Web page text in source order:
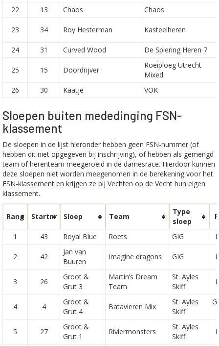
22
13 Chaos Chaos
23 34 Roy Hesterman Kasteelheren
24 31 Curved Wood De Spiering Heren 7
25 15 Doordrijver
Roeiploeg Utrecht
Mixed
26
30 Kaatje VOK
Sloepen buiten mededinging FSN-
klassement
De sloepen in de lijst hieronder hebben geen FSN-nummer (of
hebben dit niet opgegeven bij inschrijving), of hebben als gemengd
team of herenteam meegeroeid in de damesrace. Hierdoor kunnen
deze sloepen niet worden meegenomen in de berekening voor het
FSN-klassement en krijgen ze bij Vechten op de Vecht hun eigen
klassement.
Rang Startnr Sloep Team
Type
sloep
1 43 Royal Blue Roets GIG
2 42
Jan van
Buuren
Imagine dragons GIG
3 26
Groot &
Grut 3
Martin’s Dream
Team
St. Ayles
Skiff
4 4
Groot &
Grut 4
Batavieren Mix
St. Ayles
Skiff
5 27
Groot &
Grut 1
Riviermonsters
St. Ayles
Skiff